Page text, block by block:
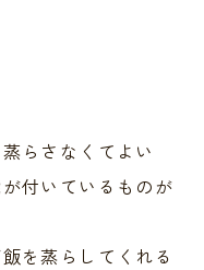
らさなくてよい
付いているものが
を蒸らしてくれる